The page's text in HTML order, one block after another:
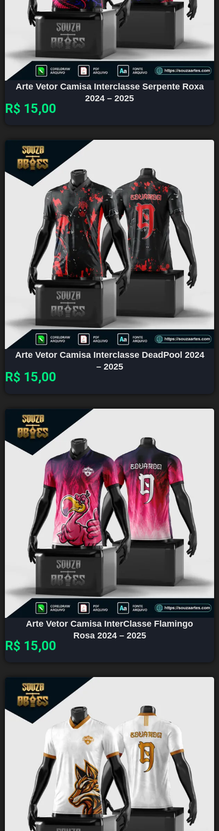
Arte Vetor Camisa Interclasse Serpente Roxa
2024 – 2025
R$ 15,00
Arte Vetor Camisa Interclasse DeadPool 2024
– 2025
R$ 15,00
Arte Vetor Camisa InterClasse Flamingo
Rosa 2024 – 2025
R$ 15,00